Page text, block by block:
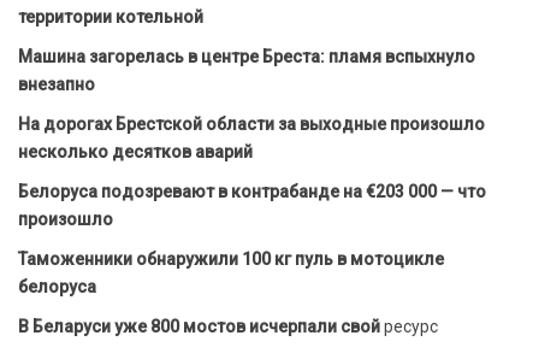
территории котельной
Машина загорелась в центре Бреста: пламя вспыхнуло
внезапно
На дорогах Брестской области за выходные произошло
несколько десятков аварий
Белоруса подозревают в контрабанде на €203 000 — что
произошло
Таможенники обнаружили 100 кг пуль в мотоцикле
белоруса
В Беларуси уже 800 мостов исчерпали свойресурс